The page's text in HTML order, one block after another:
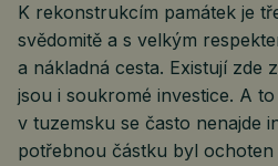
K rekonstrukcím památek je
svědomitě a s velkým
a nákladná cesta. Existují zde
jsou i soukromé investice. A
v tuzemsku se často nenajde
potřebnou částku byl ochoten